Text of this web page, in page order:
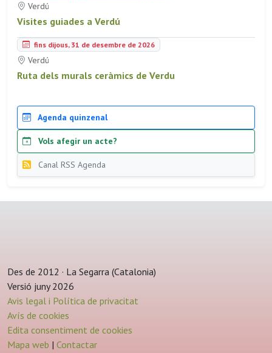
Verdú
Visites guiades a Verdú
fins dijous, 31 de desembre de 2026
Verdú
Ruta dels murals ceràmics de Verdu
Agenda quinzenal
Vols afegir un acte?
Canal RSS Agenda
Des de 2012 · La Segarra (Catalonia)
Versió juny 2026
Avis legal i Política de privacitat
Avís de cookies
Edita consentiment de cookies
Mapa web | Contactar